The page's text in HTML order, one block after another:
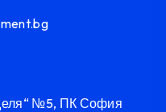
№5, ПК София